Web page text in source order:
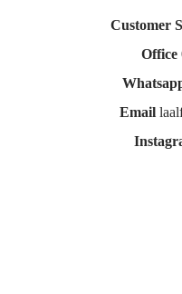
Customer
Office
Email